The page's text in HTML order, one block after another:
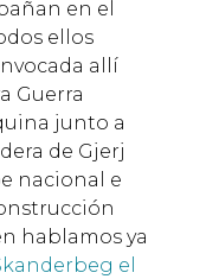
en el
ellos
allí
Guerra
junto a
de Gjerj
nacional e
hablamos ya
el